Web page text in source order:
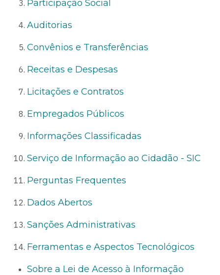
Participação Social
Auditorias
Convênios e Transferências
Receitas e Despesas
Licitações e Contratos
Empregados Públicos
Informações Classificadas
Serviço de Informação ao Cidadão - SIC
Perguntas Frequentes
Dados Abertos
Sanções Administrativas
Ferramentas e Aspectos Tecnológicos
Sobre a Lei de Acesso à Informação